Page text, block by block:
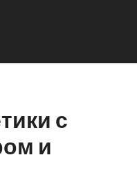
с
и